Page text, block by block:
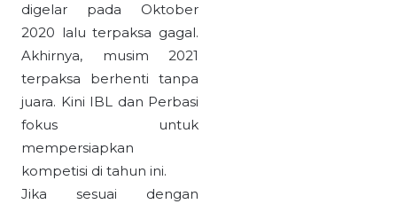
digelar pada Oktober
2020 lalu terpaksa gagal.
Akhirnya, musim 2021
terpaksa berhenti tanpa
juara. Kini IBL dan Perbasi
fokus untuk
mempersiapkan
kompetisi di tahun ini.
Jika sesuai dengan